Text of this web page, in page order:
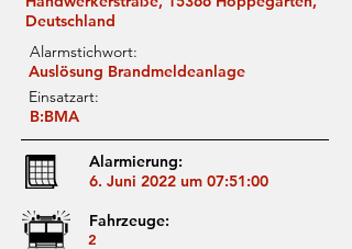
Deutschland
Alarmstichwort:
Auslösung Brandmeldeanlage
Einsatzart:
B:BMA
Alarmierung:
6. Juni 2022 um 07:51:00
Fahrzeuge:
2